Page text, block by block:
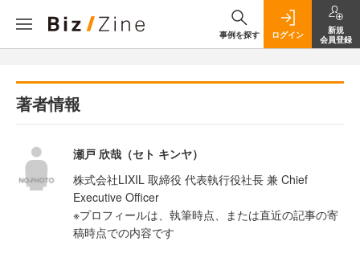
事例を探す ログイン
新規
会員登録
著者情報
瀬戸 欣哉（セト キンヤ）
株式会社LIXIL 取締役 代表執行役社長 兼 Chief
Executive Officer
※プロフィールは、執筆時点、または直近の記事の寄
稿時点での内容です